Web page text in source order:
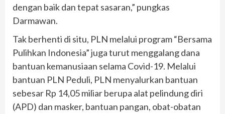
dengan baik dan tepat sasaran,” pungkas
Darmawan.
Tak berhenti di situ, PLN melalui program “Bersama
Pulihkan Indonesia” juga turut menggalang dana
bantuan kemanusiaan selama Covid-19. Melalui
bantuan PLN Peduli, PLN menyalurkan bantuan
sebesar Rp 14,05 miliar berupa alat pelindung diri
(APD) dan masker, bantuan pangan, obat-obatan